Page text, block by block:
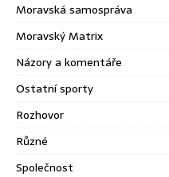
Moravská samospráva
Moravský Matrix
Názory a komentáře
Ostatní sporty
Rozhovor
Různé
Společnost